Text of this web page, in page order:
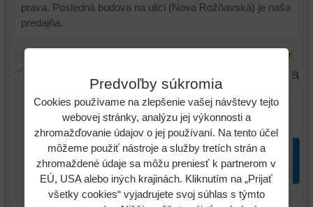
prava. Posledná budova na ulici (Nova Rožňavská) je naša
predajňa.
Externý obsah je blokovaný Voľbami súkromia
Prajete si načítať externý obsah?
Povoliť tentokrát
Povoliť a zapamätať - súhlas s druhom cookie:
Funkčné
Otvoriť obsah v novom okne
Predvoľby súkromia
Cookies používame na zlepšenie vašej návštevy tejto
webovej stránky, analýzu jej výkonnosti a
zhromažďovanie údajov o jej používaní. Na tento účel
môžeme použiť nástroje a služby tretích strán a
zhromaždené údaje sa môžu preniesť k partnerom v
EÚ, USA alebo iných krajinách. Kliknutím na „Prijať
všetky cookies“ vyjadrujete svoj súhlas s týmto